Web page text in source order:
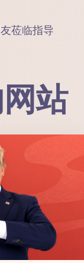
莅临指导
站